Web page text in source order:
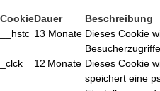
CookieDauer
Beschreibung
__hstc 13 Monate Dieses Cookie
_clck
12 Monate Dieses Cookie
speichert eine